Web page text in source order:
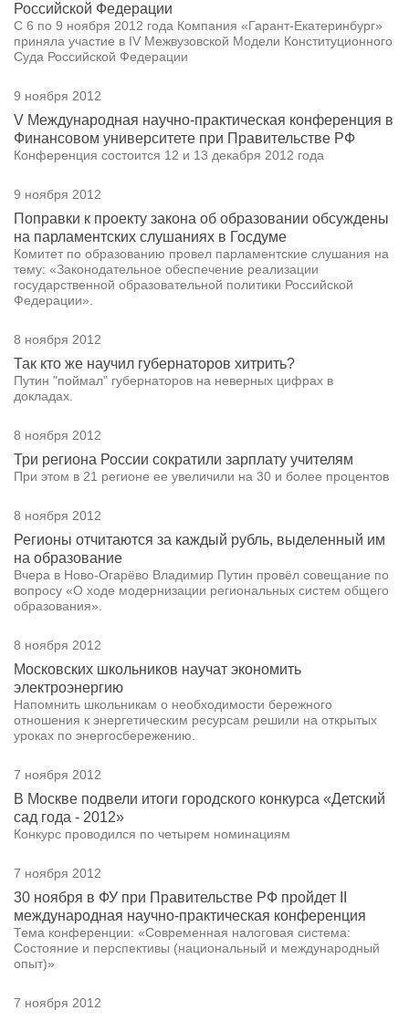
Российской Федерации
С 6 по 9 ноября 2012 года Компания «Гарант-Екатеринбург»
приняла участие в IV Межвузовской Модели Конституционного
Суда Российской Федерации
9 ноября 2012
V Международная научно-практическая конференция в
Финансовом университете при Правительстве РФ
Конференция состоится 12 и 13 декабря 2012 года
9 ноября 2012
Поправки к проекту закона об образовании обсуждены
на парламентских слушаниях в Госдуме
Комитет по образованию провел парламентские слушания на
тему: «Законодательное обеспечение реализации
государственной образовательной политики Российской
Федерации».
8 ноября 2012
Так кто же научил губернаторов хитрить?
Путин "поймал" губернаторов на неверных цифрах в
докладах.
8 ноября 2012
Три региона России сократили зарплату учителям
При этом в 21 регионе ее увеличили на 30 и более процентов
8 ноября 2012
Регионы отчитаются за каждый рубль, выделенный им
на образование
Вчера в Ново-Огарёво Владимир Путин провёл совещание по
вопросу «О ходе модернизации региональных систем общего
образования».
8 ноября 2012
Московских школьников научат экономить
электроэнергию
Напомнить школьникам о необходимости бережного
отношения к энергетическим ресурсам решили на открытых
уроках по энергосбережению.
7 ноября 2012
В Москве подвели итоги городского конкурса «Детский
сад года - 2012»
Конкурс проводился по четырем номинациям
7 ноября 2012
30 ноября в ФУ при Правительстве РФ пройдет II
международная научно-практическая конференция
Тема конференции: «Современная налоговая система:
Состояние и перспективы (национальный и международный
опыт)»
7 ноября 2012